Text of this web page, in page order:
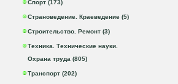
Спорт (173)
Страноведение. Краеведение (5)
Строительство. Ремонт (3)
Техника. Технические науки.
Охрана труда (805)
Транспорт (202)